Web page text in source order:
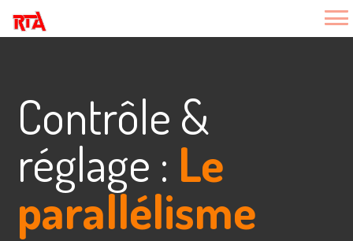
Contrôle &
réglage : Le
parallélisme